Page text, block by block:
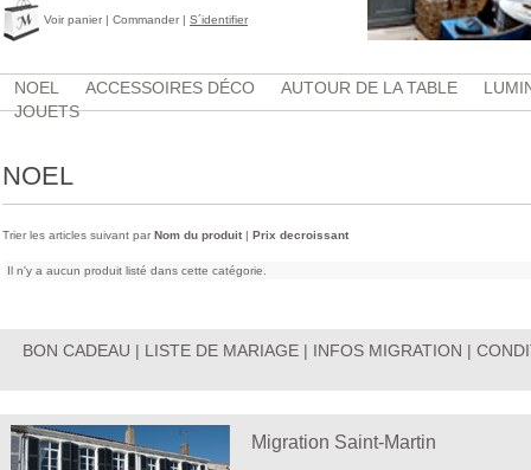
Voir panier | Commander | S´identifier
NOEL ACCESSOIRES DÉCO AUTOUR DE LA TABLE
JOUETS
NOEL
Trier les articles suivant par Nom du produit | Prix decroissant
Il n'y a aucun produit listé dans cette catégorie.
BON CADEAU | LISTE DE MARIAGE| INFOS MIGRATION |
Migration Saint-Martin